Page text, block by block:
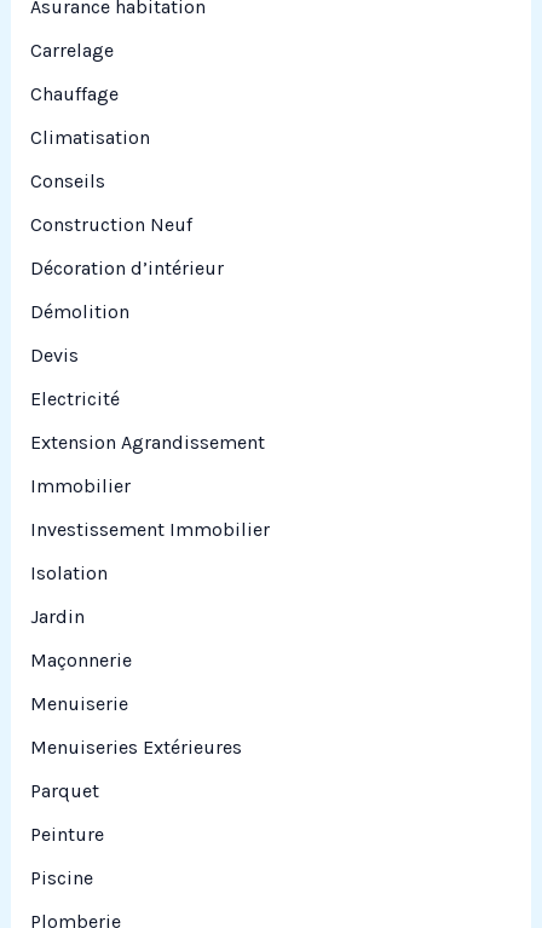
:Asurance habitation
Carrelage
Chauffage
Climatisation
Conseils
Construction Neuf
Décoration d’intérieur
Démolition
Devis
Electricité
Extension Agrandissement
Immobilier
Investissement Immobilier
Isolation
Jardin
Maçonnerie
Menuiserie
Menuiseries Extérieures
Parquet
Peinture
Piscine
Plomberie